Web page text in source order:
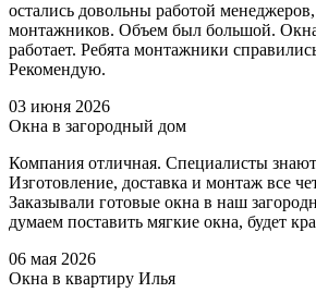
остались довольны работой
монтажников. Объем был большой.
работает. Ребята монтажники
Рекомендую.
03 июня 2026
Окна в загородный дом
Компания отличная. Специалисты
Изготовление, доставка и монтаж все
Заказывали готовые окна в наш
думаем поставить мягкие окна, будет
06 мая 2026
Окна в квартиру Илья